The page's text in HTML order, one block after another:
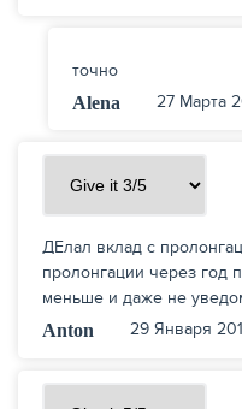
точно
Alena
27 Марта
ДЕлал вклад с
пролонгации через год
меньше и даже не
Anton
29 Января